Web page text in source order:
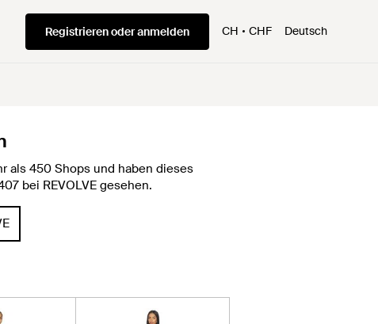
Registrieren oder anmelden CH CHF Deutsch
als 450 Shops und haben dieses
bei REVOLVE gesehen.